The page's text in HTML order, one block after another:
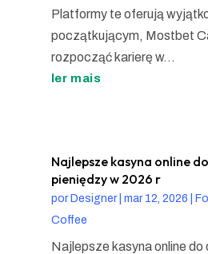
Platformy te oferują
początkującym, Mostbet
rozpocząć karierę w...
ler mais
Najlepsze kasyna online
pieniędzy w 2026 r
porDesigner| mar 12, 2026
Coffee
Najlepsze kasyna online do